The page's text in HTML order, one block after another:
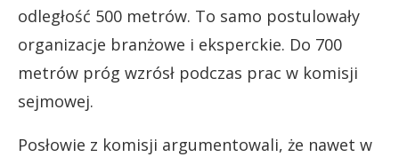
odległość 500 metrów. To samo postulowały
organizacje branżowe i eksperckie. Do 700
metrów próg wzrósł podczas prac w komisji
sejmowej.
Posłowie z komisji argumentowali, że nawet w